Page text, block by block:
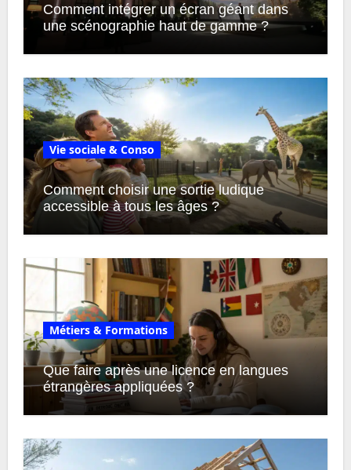
Comment intégrer un écran géant dans
une scénographie haut de gamme ?
Vie sociale & Conso
Comment choisir une sortie ludique
accessible à tous les âges ?
Métiers & Formations
Que faire après une licence en langues
étrangères appliquées ?